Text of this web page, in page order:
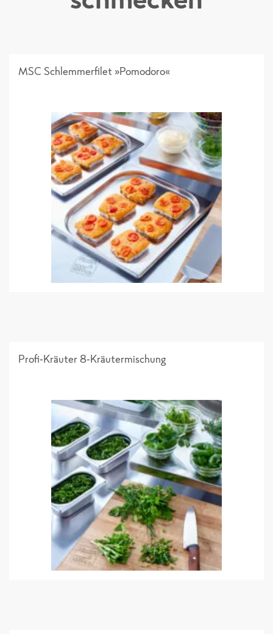
Sortimentsliste 2026_Einzelseiten
MSC Schlemmerfilet »Pomodoro«
Profi-Kräuter 8-Kräutermischung